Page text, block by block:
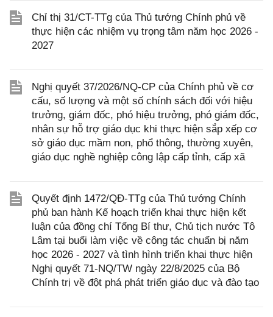
Chỉ thị 31/CT-TTg của Thủ tướng Chính phủ về
thực hiện các nhiệm vụ trọng tâm năm học 2026 -
2027
Nghị quyết 37/2026/NQ-CP của Chính phủ về cơ
cấu, số lượng và một số chính sách đối với hiệu
trưởng, giám đốc, phó hiệu trưởng, phó giám đốc,
nhân sự hỗ trợ giáo dục khi thực hiện sắp xếp cơ
sở giáo dục mầm non, phổ thông, thường xuyên,
giáo dục nghề nghiệp công lập cấp tỉnh, cấp xã
Quyết định 1472/QĐ-TTg của Thủ tướng Chính
phủ ban hành Kế hoạch triển khai thực hiện kết
luận của đồng chí Tổng Bí thư, Chủ tịch nước Tô
Lâm tại buổi làm việc về công tác chuẩn bị năm
học 2026 - 2027 và tình hình triển khai thực hiện
Nghị quyết 71-NQ/TW ngày 22/8/2025 của Bộ
Chính trị về đột phá phát triển giáo dục và đào tạo